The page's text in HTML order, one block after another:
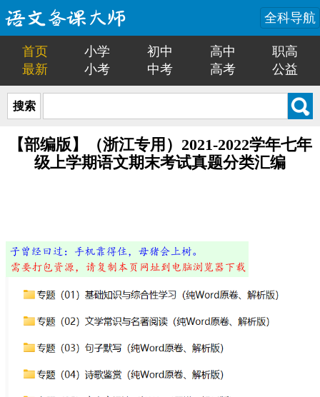
全科导航
首页 小学 初中 高中
职高
最新
小考 中考 高考 公益
搜索
【部编版】（浙江专用）2021-2022学年七年
级上学期语文期末考试真题分类汇编